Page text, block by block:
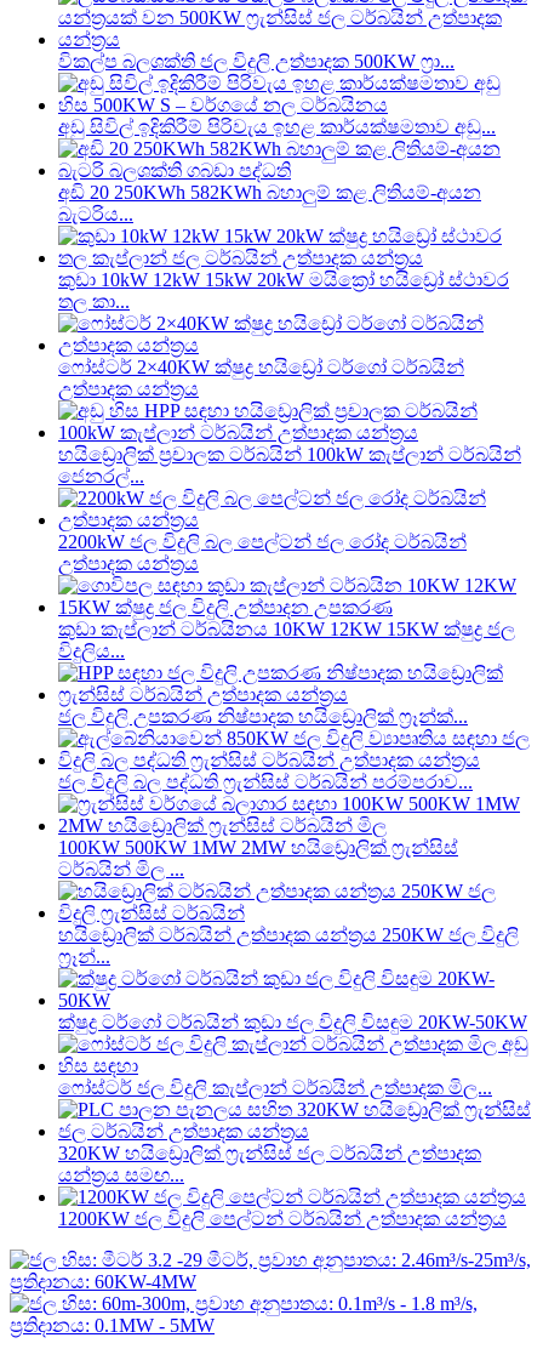
විකල්ප බලශක්ති ජල විදුලි උත්පාදක 500KW ෆ්‍රා...
අඩු සිවිල් ඉදිකිරීම් පිරිවැය ඉහළ කාර්යක්ෂමතාව අඩු...
අඩි 20 250KWh 582KWh බහාලුම් කළ ලිතියම්-අයන
බැටරිය...
කුඩා 10kW 12kW 15kW 20kW මයික්‍රෝ හයිඩ්‍රෝ ස්ථාවර
තල කා...
ෆෝස්ටර් 2×40KW ක්ෂුද්‍ර හයිඩ්‍රෝ ටර්ගෝ ටර්බයින්
උත්පාදක යන්ත්‍රය
හයිඩ්‍රොලික් ප්‍රචාලක ටර්බයින් 100kW කැප්ලාන් ටර්බයින්
ජෙනරල්...
2200kW ජල විදුලි බල පෙල්ටන් ජල රෝද ටර්බයින්
උත්පාදක යන්ත්‍රය
කුඩා කැප්ලාන් ටර්බයිනය 10KW 12KW 15KW ක්ෂුද්‍ර ජල
විදුලිය...
ජල විදුලි උපකරණ නිෂ්පාදක හයිඩ්‍රොලික් ෆ්‍රෑන්ක්...
ජල විදුලි බල පද්ධති ෆ්‍රැන්සිස් ටර්බයින් පරම්පරාව...
100KW 500KW 1MW 2MW හයිඩ්‍රොලික් ෆ්‍රැන්සිස්
ටර්බයින් මිල ...
හයිඩ්‍රොලික් ටර්බයින් උත්පාදක යන්ත්‍රය 250KW ජල විදුලි
ෆ්‍රෑන්...
ක්ෂුද්‍ර ටර්ගෝ ටර්බයින් කුඩා ජල විදුලි විසඳුම 20KW-50KW
ෆෝස්ටර් ජල විදුලි කැප්ලාන් ටර්බයින් උත්පාදක මිල...
320KW හයිඩ්‍රොලික් ෆ්‍රැන්සිස් ජල ටර්බයින් උත්පාදක
යන්ත්‍රය සමඟ...
1200KW ජල විදුලි පෙල්ටන් ටර්බයින් උත්පාදක යන්ත්‍රය